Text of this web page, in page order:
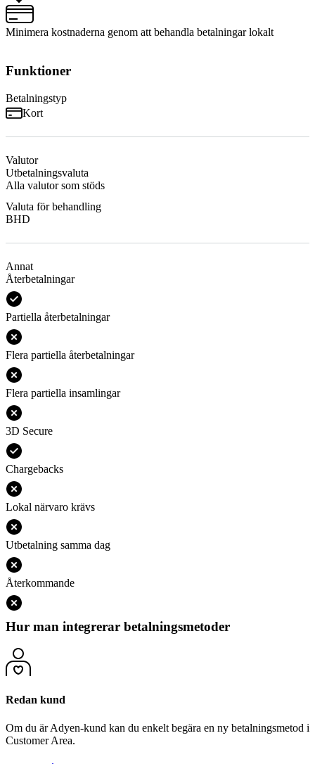
Minimera kostnaderna genom att behandla betalningar lokalt
Funktioner
Betalningstyp
Kort
Valutor
Utbetalningsvaluta
Alla valutor som stöds
Valuta för behandling
BHD
Annat
Återbetalningar
Partiella återbetalningar
Flera partiella återbetalningar
Flera partiella insamlingar
3D Secure
Chargebacks
Lokal närvaro krävs
Utbetalning samma dag
Återkommande
Hur man integrerar betalningsmetoder
Redan kund
Om du är Adyen-kund kan du enkelt begära en ny betalningsmetod i
Customer Area.